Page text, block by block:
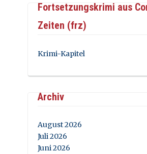
Fortsetzungskrimi aus
Zeiten (frz)
Krimi-Kapitel
Archiv
August 2026
Juli 2026
Juni 2026